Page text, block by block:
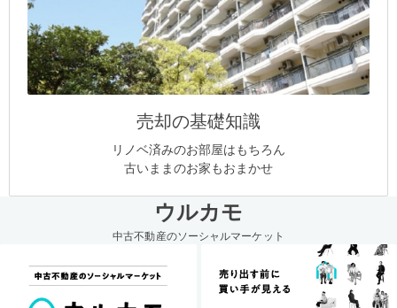
売却の基礎知識
リノベ済みのお部屋はもちろん
古いままのお家もおまかせ
ウルカモ
中古不動産のソーシャルマーケット